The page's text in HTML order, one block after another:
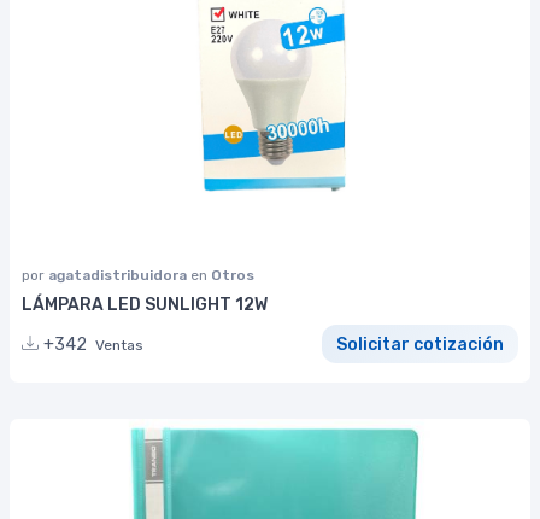
por agatadistribuidora en Otros
LÁMPARA LED SUNLIGHT 12W
+342 Ventas Solicitar cotización